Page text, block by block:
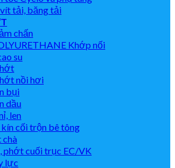
tải, băng tải
chấn
Khớp nối
su
nồi hơi
bụi
dầu
len
cối trộn bê tông
phớt cuối trục EC/VK
lực